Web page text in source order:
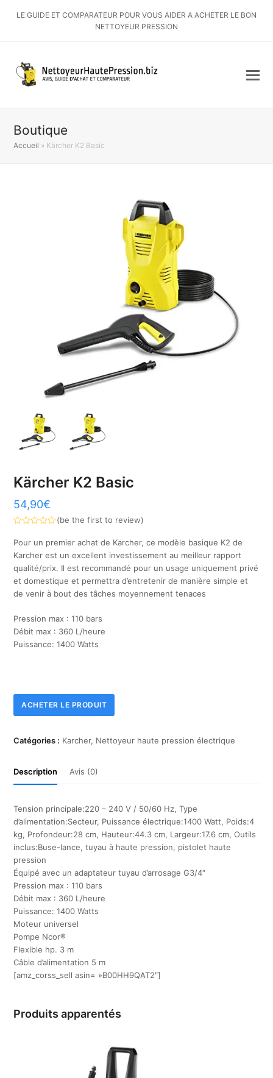
LE GUIDE ET COMPARATEUR POUR VOUS AIDER A ACHETER LE BON
NETTOYEUR PRESSION
Boutique
Accueil » Kärcher K2 Basic
Kärcher K2 Basic
54,90€
0
sur
5
(be the first to review)
Pour un premier achat de Karcher, ce modèle basique K2 de
Karcher est un excellent investissement au meilleur rapport
qualité/prix. Il est recommandé pour un usage uniquement privé
et domestique et permettra d’entretenir de manière simple et
de venir à bout des tâches moyennement tenaces
Pression max : 110 bars
Débit max : 360 L/heure
Puissance: 1400 Watts
ACHETER LE PRODUIT
Catégories : Karcher, Nettoyeur haute pression électrique
Description Avis (0)
Tension principale:220 – 240 V / 50/60 Hz, Type
d’alimentation:Secteur, Puissance électrique:1400 Watt, Poids:4
kg, Profondeur:28 cm, Hauteur:44.3 cm, Largeur:17.6 cm, Outils
inclus:Buse-lance, tuyau à haute pression, pistolet haute
pression
Équipé avec un adaptateur tuyau d’arrosage G3/4″
Pression max : 110 bars
Débit max : 360 L/heure
Puissance: 1400 Watts
Moteur universel
Pompe Ncor®
Flexible hp. 3 m
Câble d’alimentation 5 m
[amz_corss_sell asin= »B00HH9QAT2″]
Produits apparentés